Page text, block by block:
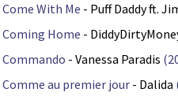
Come With Me - Puff Daddy ft.
Coming Home -
Commando - Vanessa Paradis
Comme au premier jour - Dalida